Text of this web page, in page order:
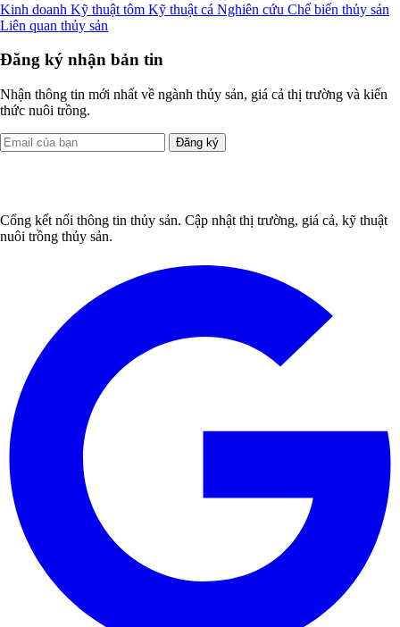
Kinh doanh Kỹ thuật tôm Kỹ thuật cá Nghiên cứu Chế biến thủy sản
Liên quan thủy sản
Đăng ký nhận bản tin
Nhận thông tin mới nhất về ngành thủy sản, giá cả thị trường và kiến
thức nuôi trồng.
Đăng ký
Cổng kết nối thông tin thủy sản. Cập nhật thị trường, giá cả, kỹ thuật
nuôi trồng thủy sản.